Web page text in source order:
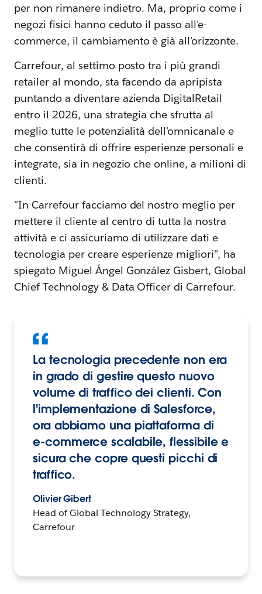
per non rimanere indietro. Ma, proprio come i
negozi fisici hanno ceduto il passo all'e-
commerce, il cambiamento è già all'orizzonte.
Carrefour, al settimo posto tra i più grandi
retailer al mondo, sta facendo da apripista
puntando a diventare azienda DigitalRetail
entro il 2026, una strategia che sfrutta al
meglio tutte le potenzialità dell'omnicanale e
che consentirà di offrire esperienze personali e
integrate, sia in negozio che online, a milioni di
clienti.
"In Carrefour facciamo del nostro meglio per
mettere il cliente al centro di tutta la nostra
attività e ci assicuriamo di utilizzare dati e
tecnologia per creare esperienze migliori", ha
spiegato Miguel Ángel González Gisbert, Global
Chief Technology & Data Officer di Carrefour.
La tecnologia precedente non era
in grado di gestire questo nuovo
volume di traffico dei clienti. Con
l'implementazione di Salesforce,
ora abbiamo una piattaforma di
e-commerce scalabile, flessibile e
sicura che copre questi picchi di
traffico.
Olivier Gibert
Head of Global Technology Strategy,
Carrefour